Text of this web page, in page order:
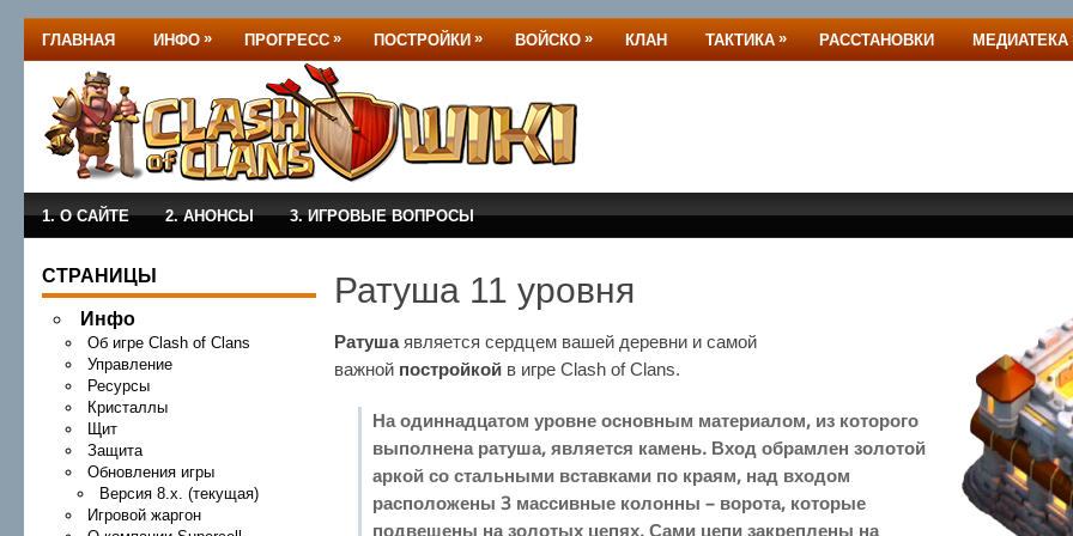
ГЛАВНАЯ ИНФО » ПРОГРЕСС » ПОСТРОЙКИ » ВОЙСКО » КЛАН ТАКТИКА » РАССТАНОВКИ МЕДИАТЕКА
1. О САЙТЕ 2. АНОНСЫ 3. ИГРОВЫЕ ВОПРОСЫ
СТРАНИЦЫ
Инфо
Об игре Clash of Clans
Управление
Ресурсы
Кристаллы
Щит
Защита
Обновления игры
Версия 8.x. (текущая)
Игровой жаргон
Ратуша 11 уровня
Ратушаявляется сердцем вашей деревни и самой
важной постройкой в игре Clash of Clans.
На одиннадцатом уровне основным материалом, из которого
выполнена ратуша, является камень. Вход обрамлен золотой
аркой со стальными вставками по краям, над входом
расположены 3 массивные колонны – ворота, которые
подвешены на золотых цепях. Сами цепи закреплены на